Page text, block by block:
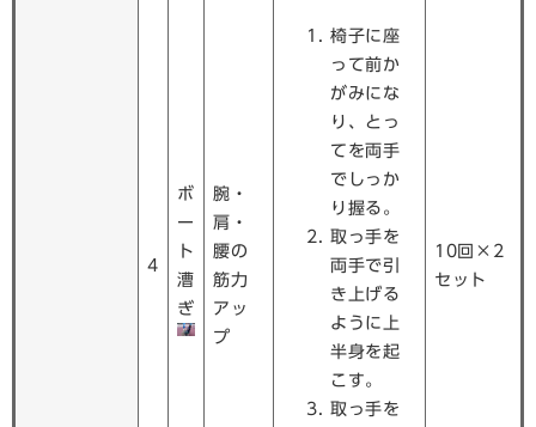
4
ボ
ー
ト
漕
ぎ
腕・
肩・
腰の
筋力
アッ
プ
椅子に座
って前か
がみにな
り、とっ
てを両手
でしっか
り握る。
取っ手を
両手で引
き上げる
ように上
半身を起
こす。
取っ手を
10回×2
セット